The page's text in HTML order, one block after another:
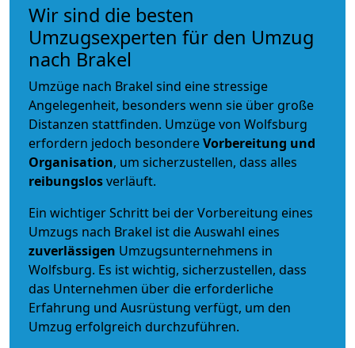
Wir sind die besten
Umzugsexperten für den Umzug
nach Brakel
Umzüge nach Brakel sind eine stressige
Angelegenheit, besonders wenn sie über große
Distanzen stattfinden. Umzüge von Wolfsburg
erfordern jedoch besondereVorbereitung und
Organisation, um sicherzustellen, dass alles
reibungslosverläuft.
Ein wichtiger Schritt bei der Vorbereitung eines
Umzugs nach Brakel ist die Auswahl eines
zuverlässigen Umzugsunternehmens in
Wolfsburg. Es ist wichtig, sicherzustellen, dass
das Unternehmen über die erforderliche
Erfahrung und Ausrüstung verfügt, um den
Umzug erfolgreich durchzuführen.